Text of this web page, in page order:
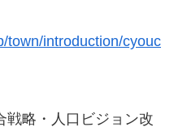
town/introduction/cyouc
戦略・人口ビジョン改